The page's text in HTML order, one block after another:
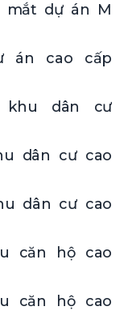
mắt dự án M
án cao cấp
khu dân cư
dân cư cao
dân cư cao
căn hộ cao
căn hộ cao